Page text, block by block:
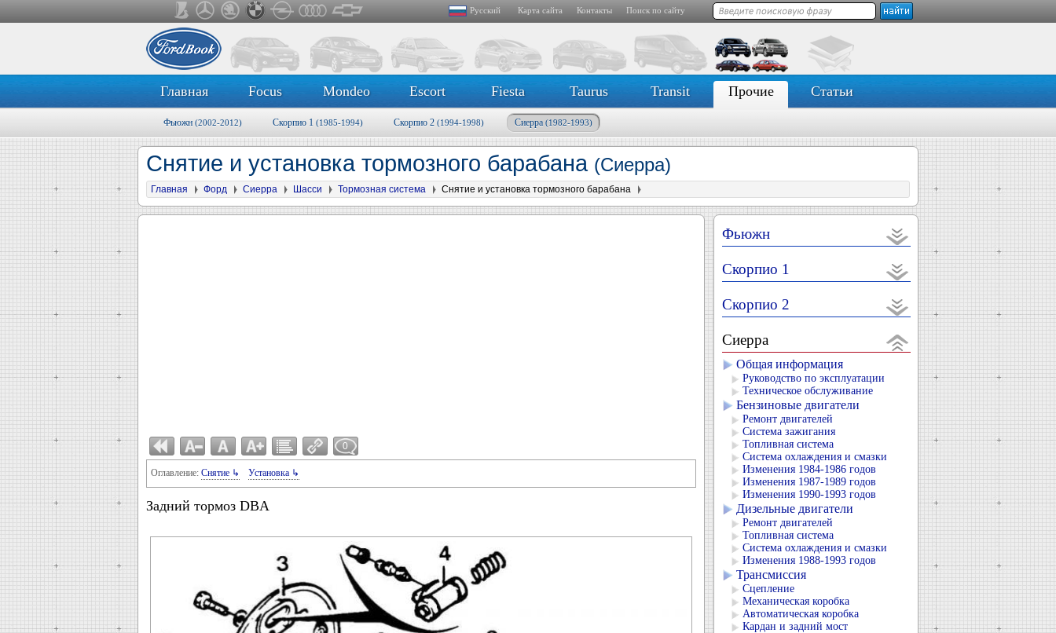
Русский Карта сайта Контакты Поиск по сайту
Главная Focus Mondeo Escort Fiesta Taurus Transit Прочие Статьи
Фьюжн (2002-2012) Скорпио 1 (1985-1994) Скорпио 2 (1994-1998) Сиерра (1982-1993)
Снятие и установка тормозного барабана (Сиерра)
Главная Форд Сиерра Шасси Тормозная система Снятие и установка тормозного барабана
0
Оглавление: Снятие ↳ Установка ↳
Задний тормоз DBA
Фьюжн
Скорпио 1
Скорпио 2
Сиерра
Общая информация
Руководство по эксплуатации
Техническое обслуживание
Бензиновые двигатели
Ремонт двигателей
Система зажигания
Топливная система
Система охлаждения и смазки
Изменения 1984-1986 годов
Изменения 1987-1989 годов
Изменения 1990-1993 годов
Дизельные двигатели
Ремонт двигателей
Топливная система
Система охлаждения и смазки
Изменения 1988-1993 годов
Трансмиссия
Сцепление
Механическая коробка
Автоматическая коробка
Кардан и задний мост